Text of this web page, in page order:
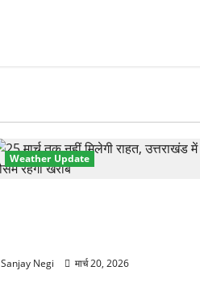
Weather Update
Sanjay Negi मार्च 20, 2026